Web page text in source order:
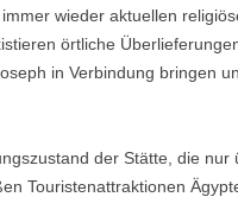
wieder aktuellen
örtliche
in Verbindung bringen
der Stätte, die nur
Touristenattraktionen